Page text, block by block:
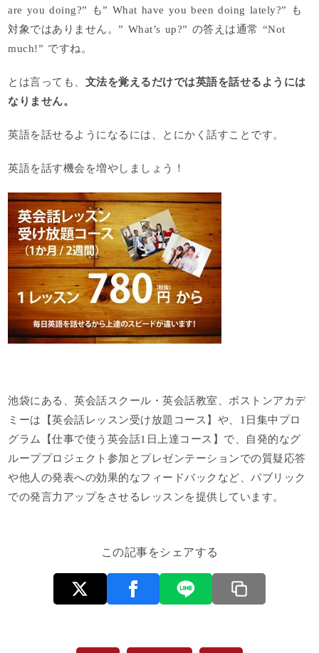
are you doing?” も” What have you been doing lately?” も
対象ではありません。” What’s up?” の答えは通常 “Not
much!” ですね。
とは言っても、 文法を覚えるだけでは英語を話せるようには
なりません。
英語を話せるようになるには、とにかく話すことです。
英語を話す機会を増やしましょう！
池袋にある、英会話スクール・英会話教室、ボストンアカデ
ミーは【英会話レッスン受け放題コース】や、1日集中プロ
グラム【仕事で使う英会話1日上達コース】で、自発的なグ
ループプロジェクト参加とプレゼンテーションでの質疑応答
や他人の発表への効果的なフィードバックなど、パブリック
での発言力アップをさせるレッスンを提供しています。
この記事をシェアする